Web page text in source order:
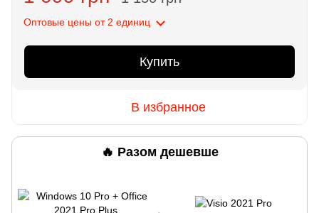
Оптовые цены от 2 единиц
Купить
В избранное
🔥 Разом дешевше